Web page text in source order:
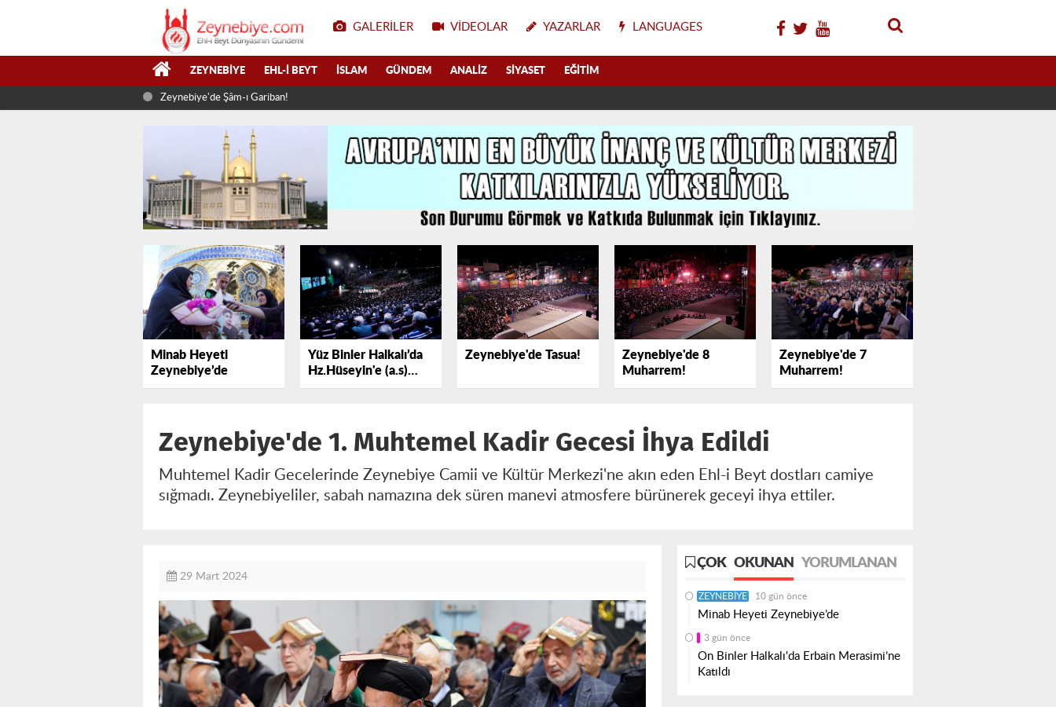
GALERILER VIDEOLAR YAZARLAR LANGUAGES
ZEYNEBIYE EHL-I BEYT İSLAM GÜNDEM ANALIZ SIYASET EĞITIM
Zeynebiye'de Şâm-ı Gariban!
Minab Heyeti
Zeynebiye’de
Yüz Binler Halkalı’da
Hz.Hüseyin'e (a.s)
Lebbeyk Dedi
Zeynebiye'de Tasua!
Zeynebiye'de 8
Muharrem!
Zeynebiye'de 7
Muharrem!
Zeynebiye'de 1. Muhtemel Kadir Gecesi İhya Edildi
Muhtemel Kadir Gecelerinde Zeynebiye Camii ve Kültür Merkezi'ne akın eden Ehl-i Beyt dostları camiye
sığmadı. Zeynebiyeliler, sabah namazına dek süren manevi atmosfere bürünerek geceyi ihya ettiler.
29 Mart 2024
ÇOK OKUNAN YORUMLANAN
ZEYNEBIYE 10 gün önce
Minab Heyeti Zeynebiye’de
3 gün önce
On Binler Halkalı'da Erbain Merasimi’ne
Katıldı